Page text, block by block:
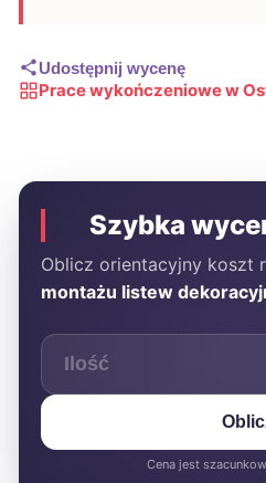
Udostępnij wycenę
Prace wykończeniowe w
Szybka
Oblicz orientacyjny koszt
montażu listew
Cena jest